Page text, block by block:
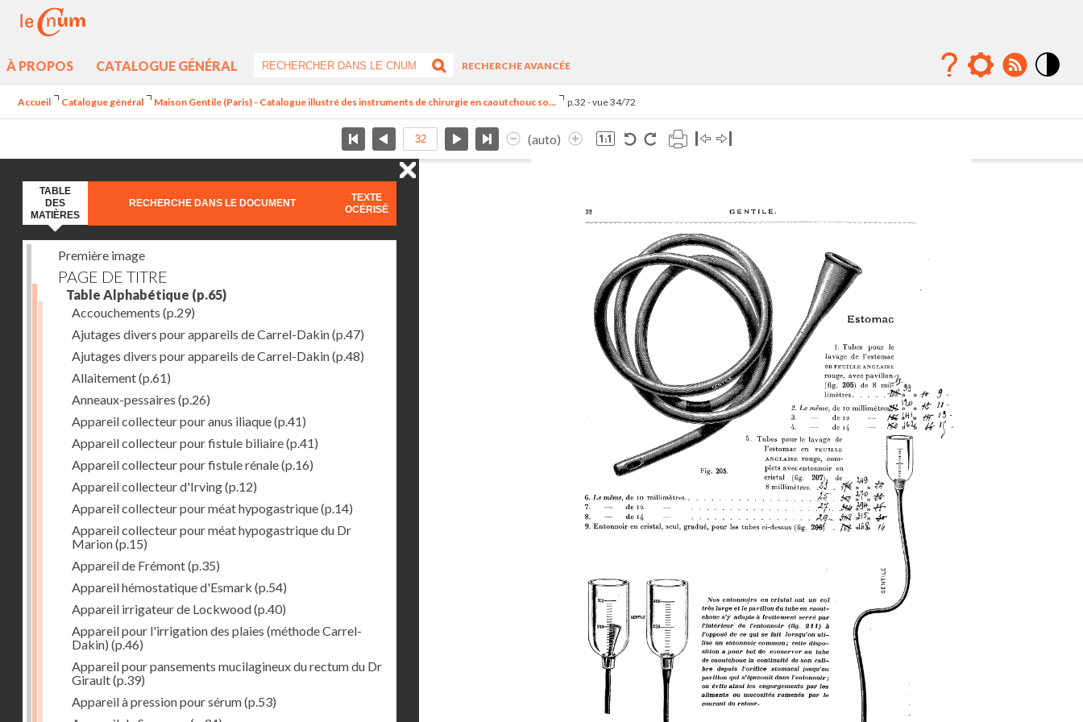
À PROPOS CATALOGUE GÉNÉRAL
RECHERCHE AVANCÉE
Accueil Catalogue général Maison Gentile (Paris) - Catalogue illustré des instruments de chirurgie en caoutchouc so... p.32 - vue 34/72
(auto)
TABLE
DES
MATIÈRES
RECHERCHE DANS LE DOCUMENT
TEXTE
OCÉRISÉ
Première image
PAGE DE TITRE
Table Alphabétique (p.65)
Accouchements (p.29)
Ajutages divers pour appareils de Carrel-Dakin(p.47)
Ajutages divers pour appareils de Carrel-Dakin(p.48)
Allaitement(p.61)
Anneaux-pessaires (p.26)
Appareil collecteur pour anus iliaque(p.41)
Appareil collecteur pour fistule biliaire(p.41)
Appareil collecteur pour fistule rénale(p.16)
Appareil collecteur d'Irving(p.12)
Appareil collecteur pour méat hypogastrique(p.14)
Appareil collecteur pour méat hypogastrique du Dr
Marion(p.15)
Appareil de Frémont(p.35)
Appareil hémostatique d'Esmark (p.54)
Appareil irrigateur de Lockwood(p.40)
Appareil pour l'irrigation des plaies (méthode Carrel-
Dakin) (p.46)
Appareil pour pansements mucilagineux du rectum du Dr
Girault(p.39)
Appareil à pression pour sérum(p.53)